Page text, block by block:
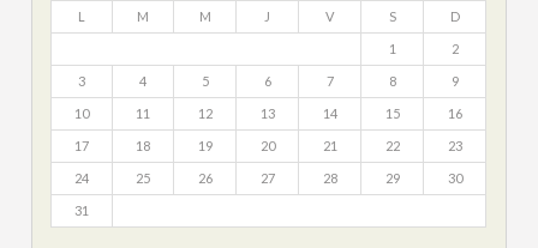
L M M J V S D
1 2
3 4 5 6 7 8 9
10 11 12 13 14 15 16
17 18 19 20 21 22 23
24 25 26 27 28 29 30
31